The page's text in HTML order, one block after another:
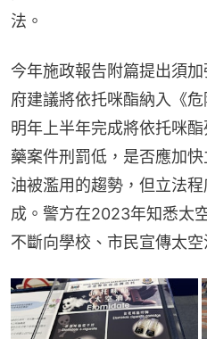
法。
今年施政報告附篇提出須
府建議將依托咪酯納入《
明年上半年完成將依托咪
藥案件刑罰低，是否應加
油被濫用的趨勢，但立法
成。警方在2023年知悉太
不斷向學校、市民宣傳太空